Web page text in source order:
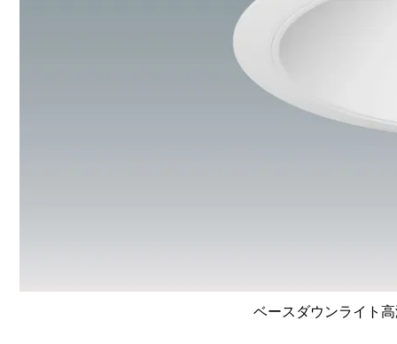
ベースダウンライト